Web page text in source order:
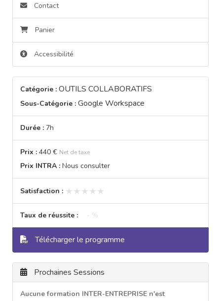
Contact
Panier
Accessibilité
Catégorie : OUTILS COLLABORATIFS
Sous-Catégorie : Google Workspace
Durée : 7h
Prix : 440 € Net de taxe
Prix INTRA : Nous consulter
Satisfaction : ★★★★★
★★★★★
Taux de réussite : - %
Télécharger le programme
Prochaines Sessions
Aucune formation INTER-ENTREPRISE n'est